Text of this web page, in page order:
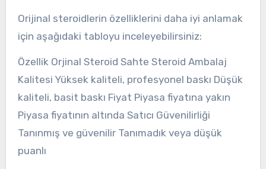
Orijinal steroidlerin özelliklerini daha iyi anlamak
için aşağıdaki tabloyu inceleyebilirsiniz:
Özellik Orjinal Steroid Sahte Steroid Ambalaj
Kalitesi Yüksek kaliteli, profesyonel baskı Düşük
kaliteli, basit baskı Fiyat Piyasa fiyatına yakın
Piyasa fiyatının altında Satıcı Güvenilirliği
Tanınmış ve güvenilir Tanımadık veya düşük
puanlı